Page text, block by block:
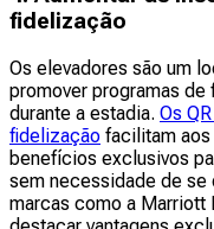
fidelização
Os elevadores são um
promover programas
durante a estadia. Os
fidelização facilitam
benefícios exclusivos
sem necessidade de
marcas como a Marriott